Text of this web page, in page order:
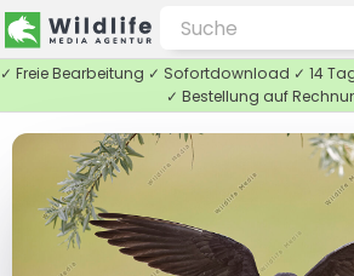
✓ Freie Bearbeitung ✓ Sofortdownload ✓ 14
✓ Bestellung auf